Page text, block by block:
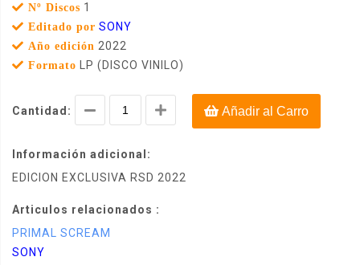
Nº Discos 1
Editado por SONY
Año edición 2022
Formato LP (DISCO VINILO)
Cantidad: Añadir al Carro
Información adicional:
EDICION EXCLUSIVA RSD 2022
Articulos relacionados :
PRIMAL SCREAM
SONY